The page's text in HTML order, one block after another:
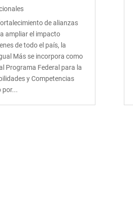
de alianzas
ampliar el impacto
de todo el país, la
Más se incorpora como
Programa Federal para la
y Competencias
por...